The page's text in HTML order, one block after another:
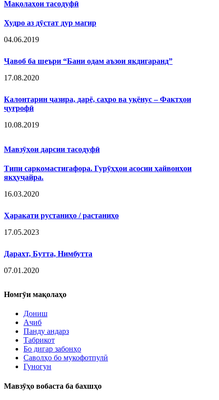
Мақолаҳои тасодуфӣ
Худро аз дӯстат дур магир
04.06.2019
Ҷавоб ба шеъри “Бани одам аъзои якдигаранд”
17.08.2020
Калонтарин ҷазира, дарё, саҳро ва уқёнус – Фактҳои
ҷуғрофӣ
10.08.2019
Мавзӯҳои дарсии тасодуфӣ
Типи саркомастигафора. Гурӯҳҳои асосии ҳайвонҳои
якҳуҷайра.
16.03.2020
Ҳаракати рустаниҳо / растаниҳо
17.05.2023
Дарахт, Бутта, Нимбутта
07.01.2020
Номгӯи мақолаҳо
Дониш
Аҷиб
Панду андарз
Табрикот
Бо дигар забонҳо
Саволҳо бо мукофотпулӣ
Гуногун
Мавзӯҳо вобаста ба бахшҳо